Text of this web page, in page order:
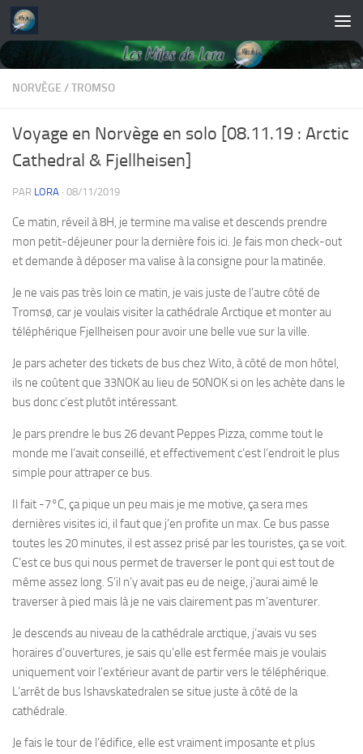
Skip to content
NORVÈGE /TROMSO
Voyage en Norvège en solo [08.11.19 : Arctic
Cathedral & Fjellheisen]
PAR LORA · 08/11/2019
Ce matin, réveil à 8H, je termine ma valise et descends prendre
mon petit-déjeuner pour la dernière fois ici. Je fais mon check-out
et demande à déposer ma valise à la consigne pour la matinée.
Je ne vais pas très loin ce matin, je vais juste de l’autre côté de
Tromsø, car je voulais visiter la cathédrale Arctique et monter au
téléphérique Fjellheisen pour avoir une belle vue sur la ville.
Je pars acheter des tickets de bus chez Wito, à côté de mon hôtel,
ils ne coûtent que 33NOK au lieu de 50NOK si on les achète dans le
bus donc c’est plutôt intéressant.
Je pars prendre le bus 26 devant Peppes Pizza, comme tout le
monde me l’avait conseillé, et effectivement c’est l’endroit le plus
simple pour attraper ce bus.
Il fait -7°C, ça pique un peu mais je me motive, ça sera mes
dernières visites ici, il faut que j’en profite un max. Ce bus passe
toutes les 20 minutes, il est assez prisé par les touristes, ça se voit.
C’est ce bus qui nous permet de traverser le pont qui est tout de
même assez long. S’il n’y avait pas eu de neige, j’aurai aimé le
traverser à pied mais là je ne vais clairement pas m’aventurer.
Je descends au niveau de la cathédrale arctique, j’avais vu ses
horaires d’ouvertures, je sais qu’elle est fermée mais je voulais
uniquement voir l’extérieur avant de partir vers le téléphérique.
L’arrêt de bus Ishavskatedralen se situe juste à côté de la
cathédrale.
Je fais le tour de l’édifice, elle est vraiment imposante et plus